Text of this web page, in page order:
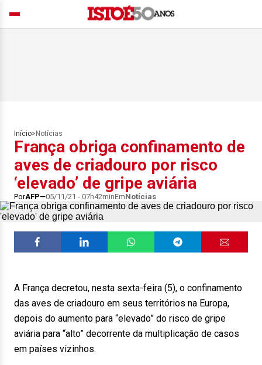
Início> Notícias
França obriga confinamento de
aves de criadouro por risco
‘elevado’ de gripe aviária
PorAFP 05/11/21 - 07h42minEmNotícias
A França decretou, nesta sexta-feira (5), o confinamento
das aves de criadouro em seus territórios na Europa,
depois do aumento para “elevado” do risco de gripe
aviária para “alto” decorrente da multiplicação de casos
em países vizinhos.